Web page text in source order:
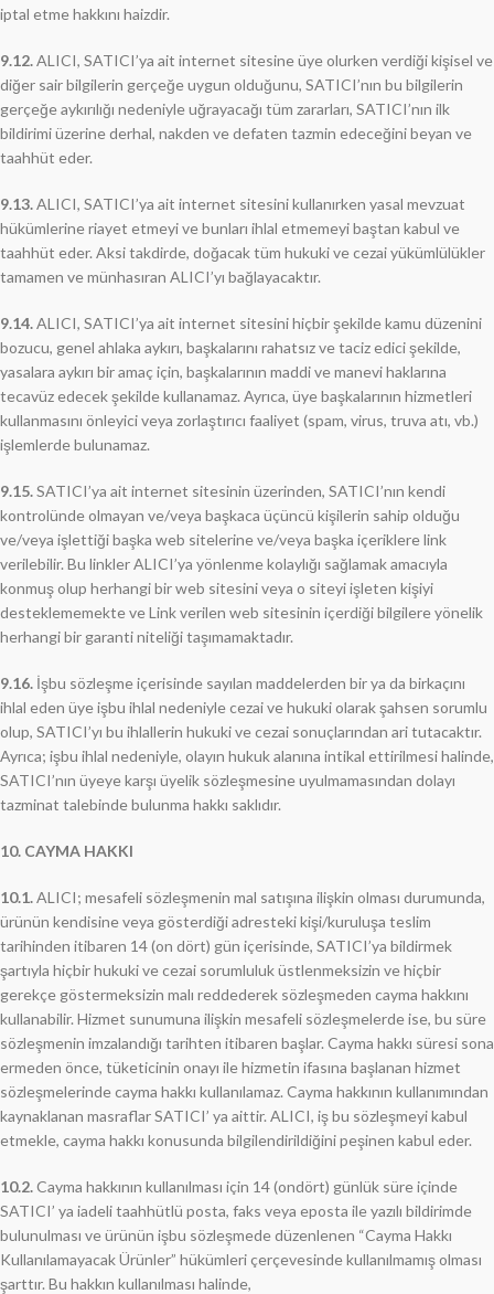
iptal etme hakkını haizdir.
9.12.ALICI, SATICI’ya ait internet sitesine üye olurken verdiği kişisel ve
diğer sair bilgilerin gerçeğe uygun olduğunu, SATICI’nın bu bilgilerin
gerçeğe aykırılığı nedeniyle uğrayacağı tüm zararları, SATICI’nın ilk
bildirimi üzerine derhal, nakden ve defaten tazmin edeceğini beyan ve
taahhüt eder.
9.13.ALICI, SATICI’ya ait internet sitesini kullanırken yasal mevzuat
hükümlerine riayet etmeyi ve bunları ihlal etmemeyi baştan kabul ve
taahhüt eder. Aksi takdirde, doğacak tüm hukuki ve cezai yükümlülükler
tamamen ve münhasıran ALICI’yı bağlayacaktır.
9.14.ALICI, SATICI’ya ait internet sitesini hiçbir şekilde kamu düzenini
bozucu, genel ahlaka aykırı, başkalarını rahatsız ve taciz edici şekilde,
yasalara aykırı bir amaç için, başkalarının maddi ve manevi haklarına
tecavüz edecek şekilde kullanamaz. Ayrıca, üye başkalarının hizmetleri
kullanmasını önleyici veya zorlaştırıcı faaliyet (spam, virus, truva atı, vb.)
işlemlerde bulunamaz.
9.15.SATICI’ya ait internet sitesinin üzerinden, SATICI’nın kendi
kontrolünde olmayan ve/veya başkaca üçüncü kişilerin sahip olduğu
ve/veya işlettiği başka web sitelerine ve/veya başka içeriklere link
verilebilir. Bu linkler ALICI’ya yönlenme kolaylığı sağlamak amacıyla
konmuş olup herhangi bir web sitesini veya o siteyi işleten kişiyi
desteklememekte ve Link verilen web sitesinin içerdiği bilgilere yönelik
herhangi bir garanti niteliği taşımamaktadır.
9.16. İşbu sözleşme içerisinde sayılan maddelerden bir ya da birkaçını
ihlal eden üye işbu ihlal nedeniyle cezai ve hukuki olarak şahsen sorumlu
olup, SATICI’yı bu ihlallerin hukuki ve cezai sonuçlarından ari tutacaktır.
Ayrıca; işbu ihlal nedeniyle, olayın hukuk alanına intikal ettirilmesi halinde,
SATICI’nın üyeye karşı üyelik sözleşmesine uyulmamasından dolayı
tazminat talebinde bulunma hakkı saklıdır.
10. CAYMA HAKKI
10.1.ALICI; mesafeli sözleşmenin mal satışına ilişkin olması durumunda,
ürünün kendisine veya gösterdiği adresteki kişi/kuruluşa teslim
tarihinden itibaren 14 (on dört) gün içerisinde, SATICI’ya bildirmek
şartıyla hiçbir hukuki ve cezai sorumluluk üstlenmeksizin ve hiçbir
gerekçe göstermeksizin malı reddederek sözleşmeden cayma hakkını
kullanabilir. Hizmet sunumuna ilişkin mesafeli sözleşmelerde ise, bu süre
sözleşmenin imzalandığı tarihten itibaren başlar. Cayma hakkı süresi sona
ermeden önce, tüketicinin onayı ile hizmetin ifasına başlanan hizmet
sözleşmelerinde cayma hakkı kullanılamaz. Cayma hakkının kullanımından
kaynaklanan masraflar SATICI’ ya aittir. ALICI, iş bu sözleşmeyi kabul
etmekle, cayma hakkı konusunda bilgilendirildiğini peşinen kabul eder.
10.2.Cayma hakkının kullanılması için 14 (ondört) günlük süre içinde
SATICI’ ya iadeli taahhütlü posta, faks veya eposta ile yazılı bildirimde
bulunulması ve ürünün işbu sözleşmede düzenlenen “Cayma Hakkı
Kullanılamayacak Ürünler” hükümleri çerçevesinde kullanılmamış olması
şarttır. Bu hakkın kullanılması halinde,